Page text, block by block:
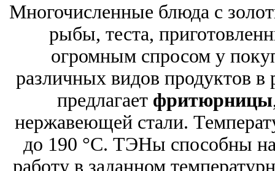
Многочисленные блюда с
рыбы, теста,
огромным спросом у
различных видов продуктов в
предлагает фритюрницы
нержавеющей стали.
до 190 °С. ТЭНы способны
работу в заданном